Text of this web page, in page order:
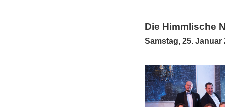
Die Himmlische
Samstag, 25. Januar